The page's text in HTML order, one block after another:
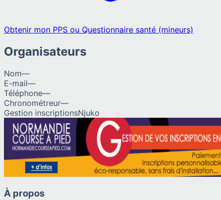
Obtenir mon PPS ou Questionnaire santé (mineurs)
Organisateurs
Nom—
E-mail—
Téléphone—
Chronométreur—
Gestion inscriptionsNjuko
À propos